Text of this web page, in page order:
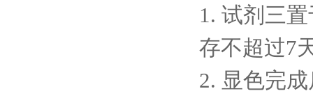
1. 试剂三
存不超过7
2. 显色完